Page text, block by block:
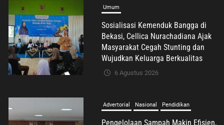
Umum
Sosialisasi Kemenduk Bangga di
Bekasi, Cellica Nurachadiana Ajak
Masyarakat Cegah Stunting dan
Wujudkan Keluarga Berkualitas
6 Agustus 2026
Advertorial Nasional Pendidikan
Pengelolaan Sampah Makin Efisien,